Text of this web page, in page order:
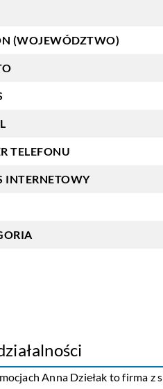
(WOJEWÓDZTWO)
TELEFONU
INTERNETOWY
Anna Dziełak to firma